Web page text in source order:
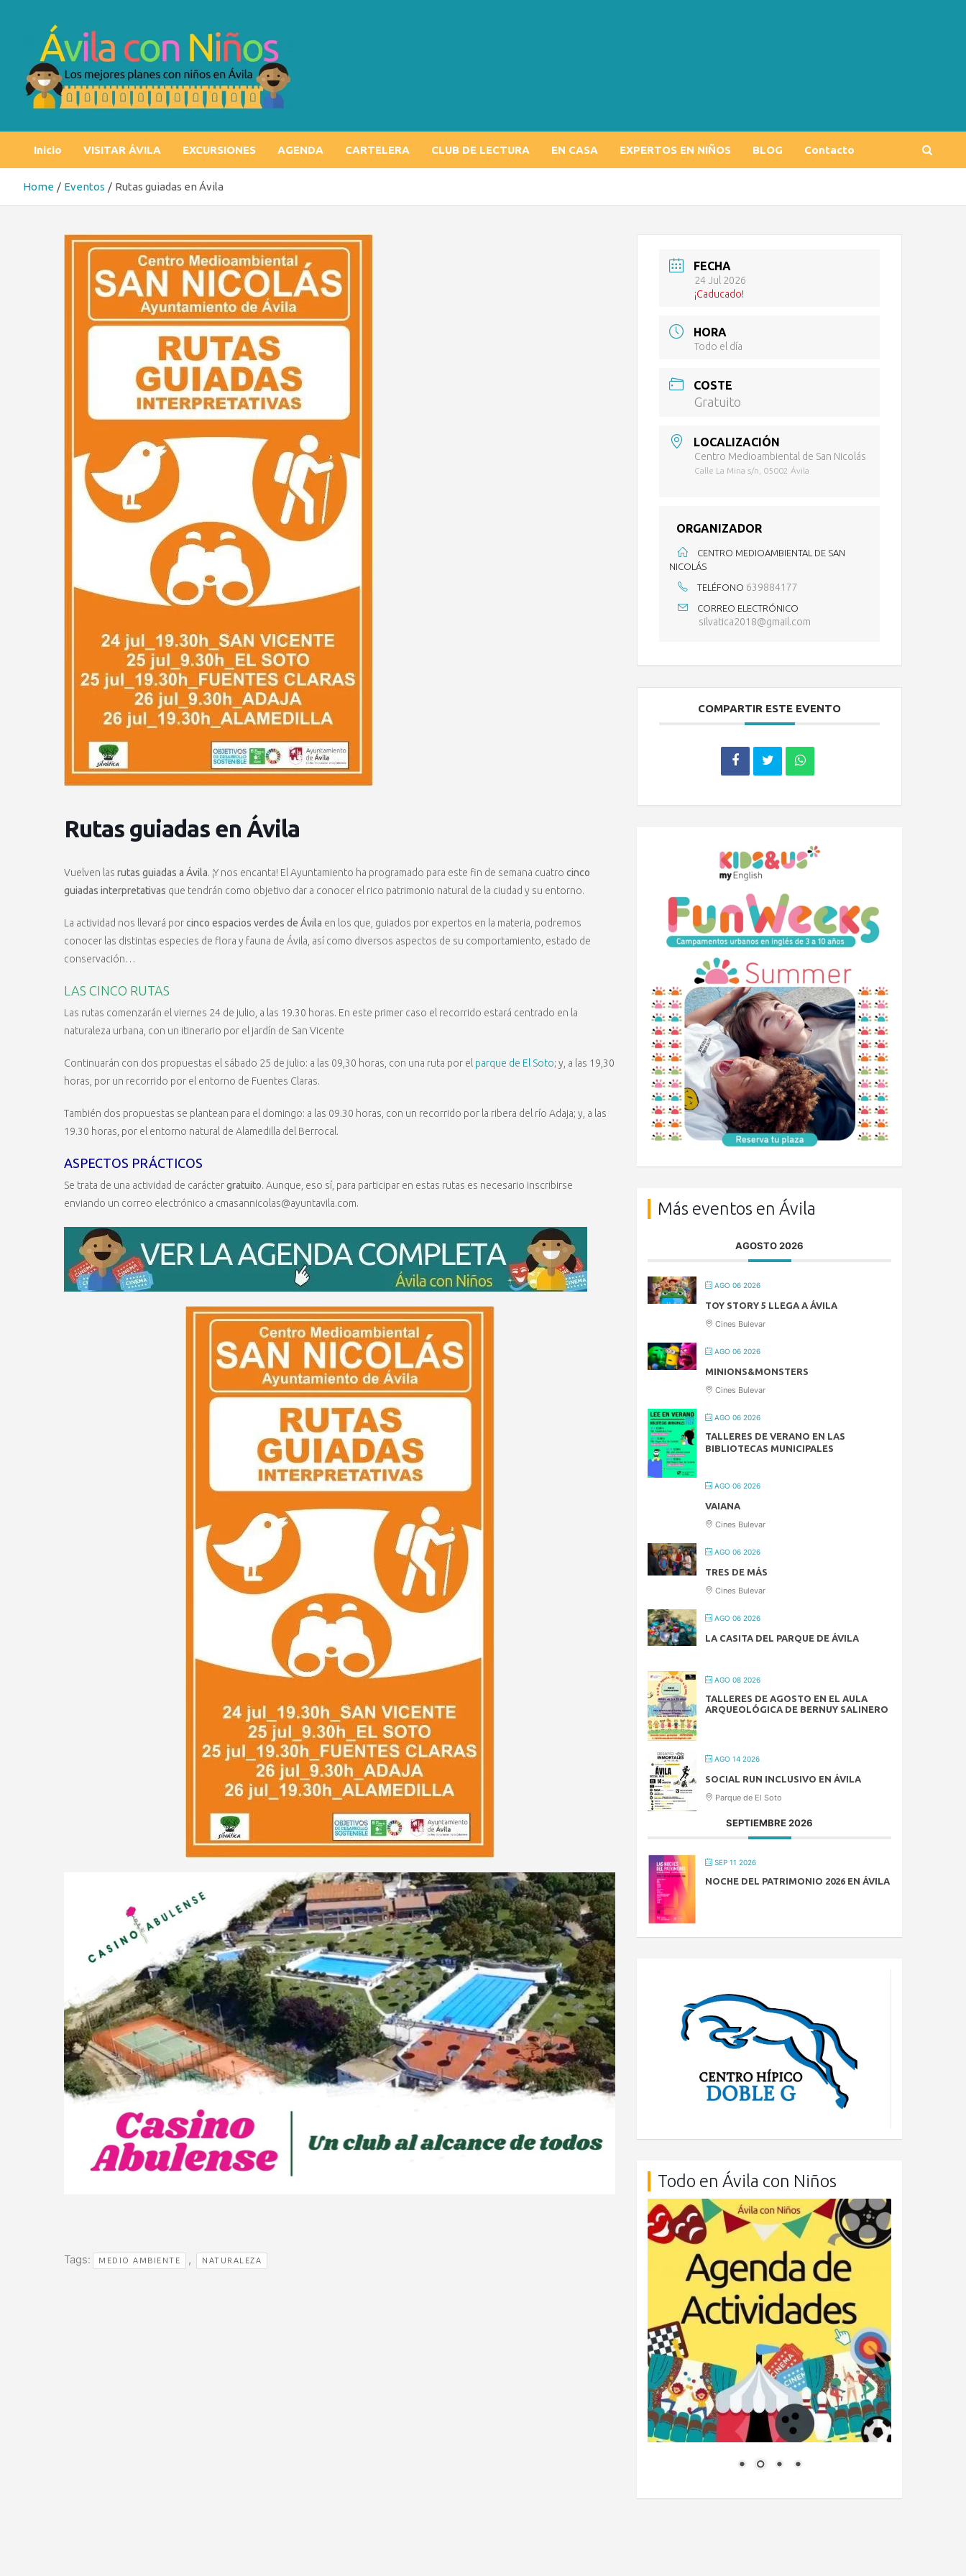
Inicio VISITAR ÁVILA EXCURSIONES AGENDA CARTELERA CLUB DE LECTURA EN CASA EXPERTOS EN NIÑOS BLOG Contacto
Home Eventos Rutas guiadas en Ávila
Rutas guiadas en Ávila
Vuelven las rutas guiadas a Ávila. ¡Y nos encanta! El Ayuntamiento ha programado para este fin de semana cuatro cinco
guiadas interpretativas que tendrán como objetivo dar a conocer el rico patrimonio natural de la ciudad y su entorno.
La actividad nos llevará porcinco espacios verdes de Ávila en los que, guiados por expertos en la materia, podremos
conocer las distintas especies de flora y fauna de Ávila, así como diversos aspectos de su comportamiento, estado de
conservación…
LAS CINCO RUTAS
Las rutas comenzarán el viernes 24 de julio, a las 19.30 horas. En este primer caso el recorrido estará centrado en la
naturaleza urbana, con un itinerario por el jardín de San Vicente
Continuarán con dos propuestas el sábado 25 de julio: a las 09,30 horas, con una ruta por el parque de El Soto; y, a las 19,30
horas, por un recorrido por el entorno de Fuentes Claras.
También dos propuestas se plantean para el domingo: a las 09.30 horas, con un recorrido por la ribera del río Adaja; y, a las
19.30 horas, por el entorno natural de Alamedilla del Berrocal.
ASPECTOS PRÁCTICOS
Se trata de una actividad de caráctergratuito. Aunque, eso sí, para participar en estas rutas es necesario inscribirse
enviando un correo electrónico a cmasannicolas@ayuntavila.com.
Tags: MEDIO AMBIENTE , NATURALEZA
FECHA
24 Jul 2026
¡Caducado!
HORA
Todo el día
COSTE
Gratuito
LOCALIZACIÓN
Centro Medioambiental de San Nicolás
Calle La Mina s/n, 05002 Ávila
ORGANIZADOR
CENTRO MEDIOAMBIENTAL DE SAN
NICOLÁS
TELÉFONO 639884177
CORREO ELECTRÓNICO
silvatica2018@gmail.com
COMPARTIR ESTE EVENTO
Más eventos en Ávila
AGOSTO 2026
AGO 06 2026
TOY STORY 5 LLEGA A ÁVILA
Cines Bulevar
AGO 06 2026
MINIONS&MONSTERS
Cines Bulevar
AGO 06 2026
TALLERES DE VERANO EN LAS
BIBLIOTECAS MUNICIPALES
AGO 06 2026
VAIANA
Cines Bulevar
AGO 06 2026
TRES DE MÁS
Cines Bulevar
AGO 06 2026
LA CASITA DEL PARQUE DE ÁVILA
AGO 08 2026
TALLERES DE AGOSTO EN EL AULA
ARQUEOLÓGICA DE BERNUY SALINERO
AGO 14 2026
SOCIAL RUN INCLUSIVO EN ÁVILA
Parque de El Soto
SEPTIEMBRE 2026
SEP 11 2026
NOCHE DEL PATRIMONIO 2026 EN ÁVILA
Todo en Ávila con Niños